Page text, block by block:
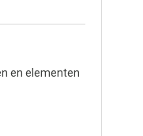
en elementen